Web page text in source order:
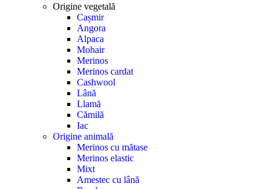
Origine vegetală
Cașmir
Angora
Alpaca
Mohair
Merinos
Merinos cardat
Cashwool
Lână
Llamă
Cămilă
Iac
Origine animală
Merinos cu mătase
Merinos elastic
Mixt
Amestec cu lână